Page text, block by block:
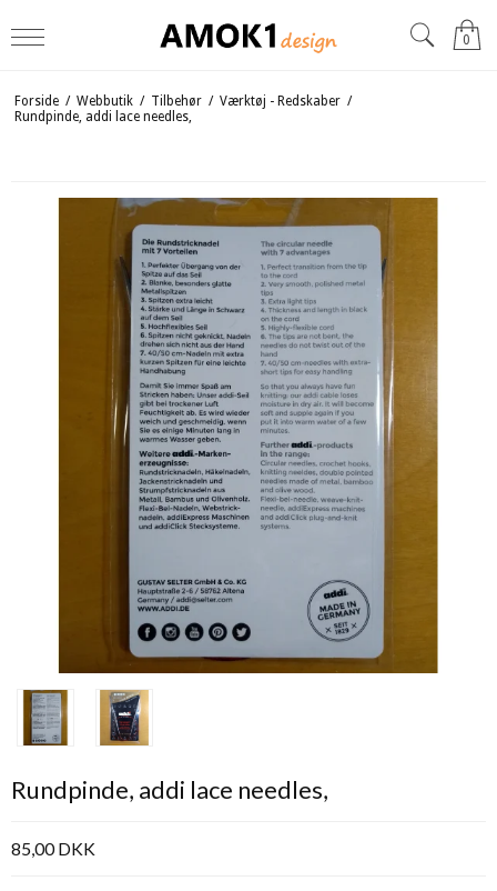
0
Forside / Webbutik / Tilbehør / Værktøj - Redskaber /
Rundpinde, addi lace needles,
Rundpinde, addi lace needles,
85,00 DKK